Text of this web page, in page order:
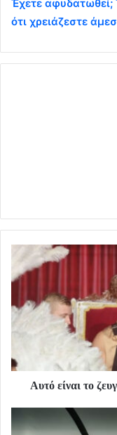
Έχετε αφυδατωθεί;
ότι χρειάζεστε
Αυτό είναι το